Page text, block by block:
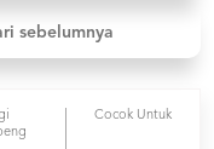
sebelumnya
Cocok Untuk